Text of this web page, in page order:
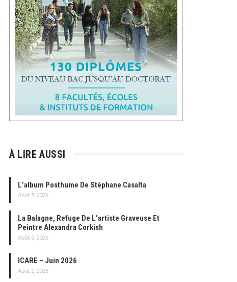
À LIRE AUSSI
L’album Posthume De Stéphane Casalta
Août 5, 2026
La Balagne, Refuge De L’artiste Graveuse Et
Peintre Alexandra Corkish
Août 3, 2026
ICARE – Juin 2026
Août 1, 2026